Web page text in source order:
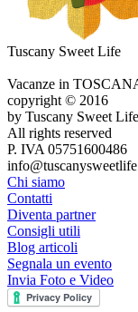
Tuscany Sweet Life
Vacanze in
copyright © 2016
by Tuscany Sweet Life
All rights reserved
P. IVA 05751600486
Chi siamo
Contatti
Diventa partner
Consigli utili
Blog articoli
Segnala un evento
Invia Foto e Video